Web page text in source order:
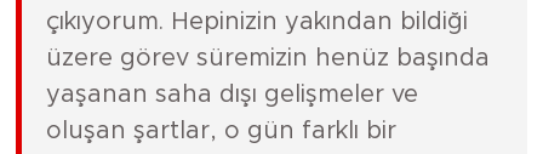
çıkıyorum. Hepinizin yakından bildiği
üzere görev süremizin henüz başında
yaşanan saha dışı gelişmeler ve
oluşan şartlar, o gün farklı bir